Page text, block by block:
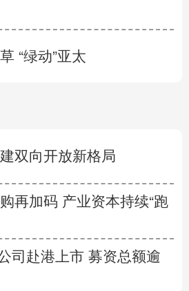
“绿动”亚太
双向开放新格局
再加码 产业资本持续“跑
司赴港上市 募资总额逾